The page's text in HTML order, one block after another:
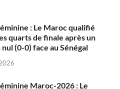
: Le Maroc qualifié
quarts de finale après un
nul (0-0) face au Sénégal
Maroc-2026 : Le